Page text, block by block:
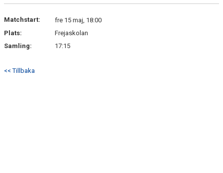
DOKUMENT
Matchstart:
fre 15 maj, 18:00
Plats:
Frejaskolan
Samling:
17:15
<< Tillbaka